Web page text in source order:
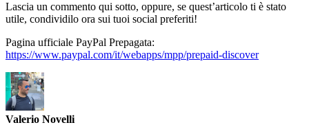
Lascia un commento qui sotto, oppure, se quest’articolo ti è stato
utile, condividilo ora sui tuoi social preferiti!
Pagina ufficiale PayPal Prepagata:
https://www.paypal.com/it/webapps/mpp/prepaid-discover
Valerio Novelli